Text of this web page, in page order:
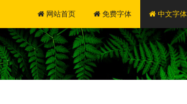
网站首页 免费字体 中文字体